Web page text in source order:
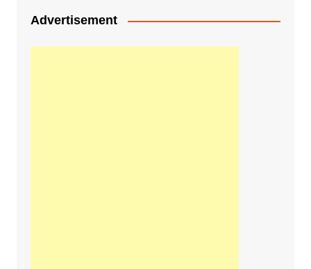
Advertisement